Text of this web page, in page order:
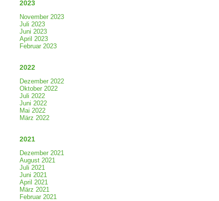
2023
November 2023
Juli 2023
Juni 2023
April 2023
Februar 2023
2022
Dezember 2022
Oktober 2022
Juli 2022
Juni 2022
Mai 2022
März 2022
2021
Dezember 2021
August 2021
Juli 2021
Juni 2021
April 2021
März 2021
Februar 2021